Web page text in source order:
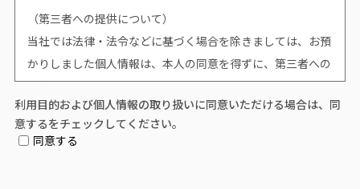
（第三者への提供について）
当社では法律・法令などに基づく場合を除きましては、お預
かりしました個人情報は、本人の同意を得ずに、第三者への
提供はいたしません。
（個人情報提供の任意性について）
利用目的および個人情報の取り扱いに同意いただける場合は、同
意するをチェックしてください。
同意する